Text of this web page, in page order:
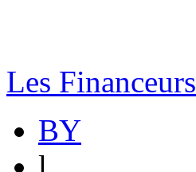
Les Financeurs
BY